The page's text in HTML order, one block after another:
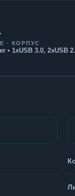
· КОРПУС
• 1xUSB 3.0, 2xUSB